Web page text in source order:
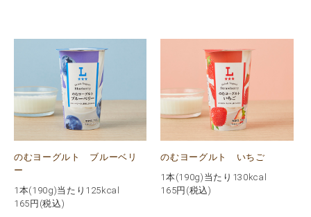
のむヨーグルト ブルーベリ
ー
1本(190g)当たり125kcal
165 円(税込)
のむヨーグルト いちご
1本(190g)当たり130kcal
165円(税込)